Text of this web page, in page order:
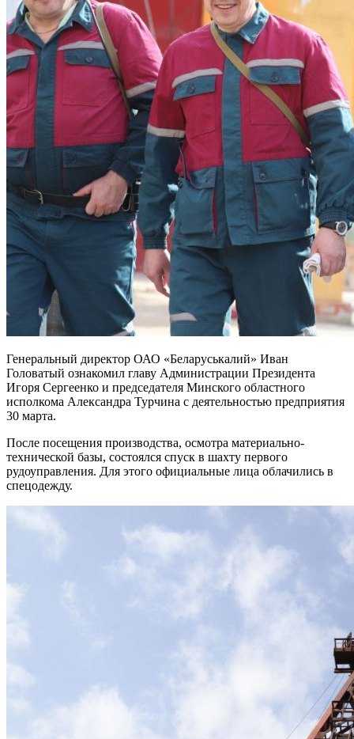
Генеральный директор ОАО «Беларуськалий» Иван
Головатый ознакомил главу Администрации Президента
Игоря Сергеенко и председателя Минского областного
исполкома Александра Турчина с деятельностью предприятия
30 марта.
После посещения производства, осмотра материально-
технической базы, состоялся спуск в шахту первого
рудоуправления. Для этого официальные лица облачились в
спецодежду.